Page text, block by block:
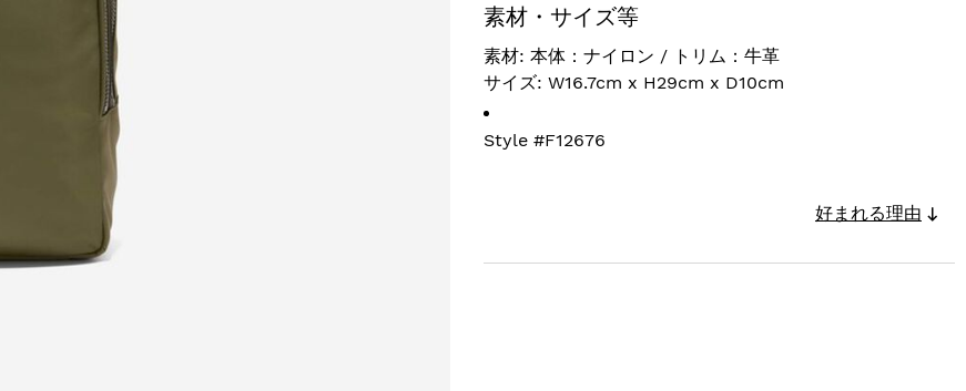
素材・サイズ等
素材: 本体：ナイロン / トリム：牛革
サイズ: W16.7cm x H29cm x D10cm
Style #F12676
好まれる理由